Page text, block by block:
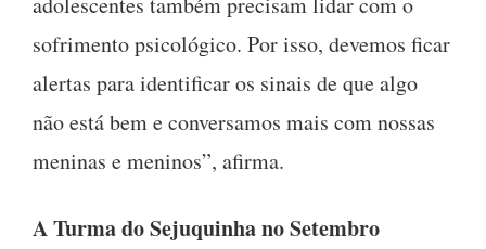
sofrimento psicológico. Por isso, devemos ficar
alertas para identificar os sinais de que algo
não está bem e conversamos mais com nossas
meninas e meninos”, afirma.
A Turma do Sejuquinha no Setembro